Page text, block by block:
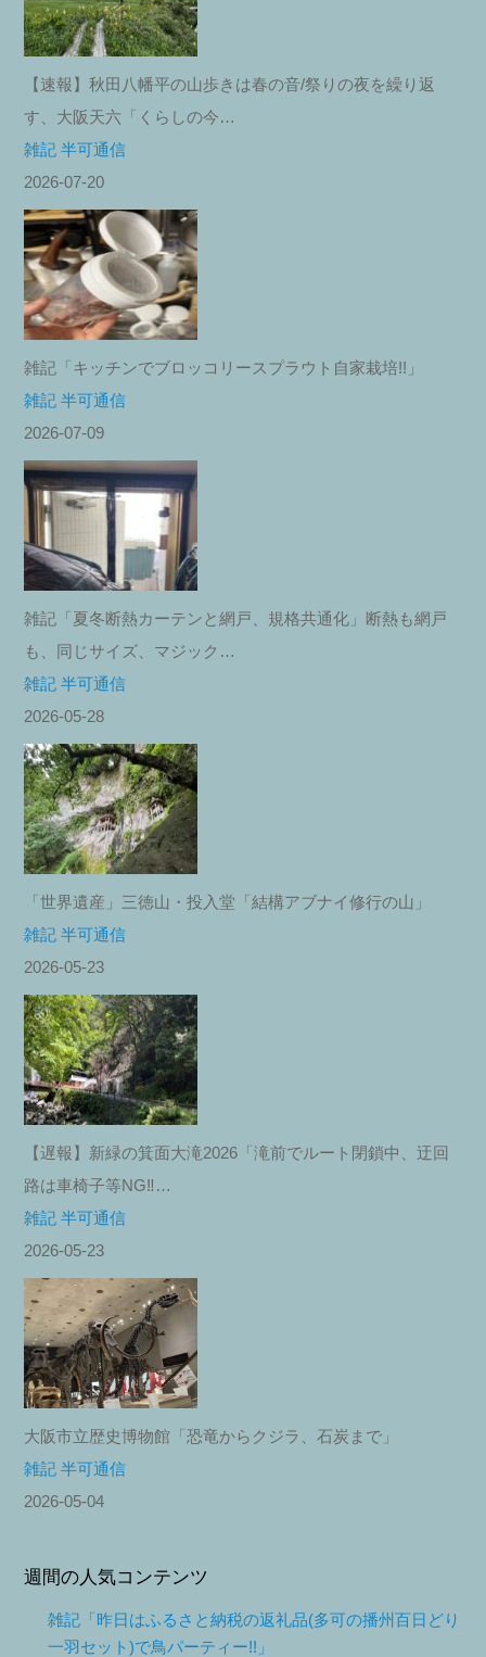
【速報】秋田八幡平の山歩きは春の音/祭りの夜を繰り返
す、大阪天六「くらしの今…
雑記 半可通信
2026-07-20
雑記「キッチンでブロッコリースプラウト自家栽培!!」
雑記 半可通信
2026-07-09
雑記「夏冬断熱カーテンと網戸、規格共通化」断熱も網戸
も、同じサイズ、マジック…
雑記 半可通信
2026-05-28
「世界遺産」三徳山・投入堂「結構アブナイ修行の山」
雑記 半可通信
2026-05-23
【遅報】新緑の箕面大滝2026「滝前でルート閉鎖中、迂回
路は車椅子等NG‼︎…
雑記 半可通信
2026-05-23
大阪市立歴史博物館「恐竜からクジラ、石炭まで」
雑記 半可通信
2026-05-04
週間の人気コンテンツ
雑記「昨日はふるさと納税の返礼品(多可の播州百日どり
一羽セット)で鳥パーティー!!」